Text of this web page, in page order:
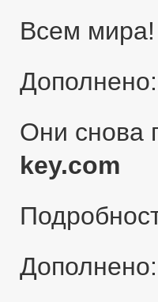
Всем мира!
Они снова
key.com